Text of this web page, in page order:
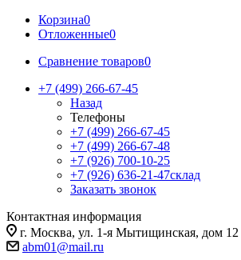
Корзина0
Отложенные0
Сравнение товаров0
+7 (499) 266-67-45
Назад
Телефоны
+7 (499) 266-67-45
+7 (499) 266-67-48
+7 (926) 700-10-25
+7 (926) 636-21-47склад
Заказать звонок
Контактная информация
г. Москва, ул. 1-я Мытищинская, дом 12
abm01@mail.ru